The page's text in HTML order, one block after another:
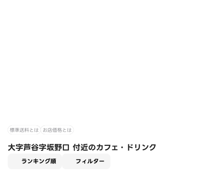
標準送料とは お店価格とは
大字芦谷字坂野口 付近のカフェ・ドリンク
ランキング順 フィルター